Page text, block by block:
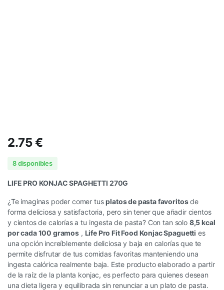
2.75€
8 disponibles
LIFE PRO KONJAC SPAGHETTI 270G
¿Te imaginas poder comer tusplatos de pasta favoritosde
forma deliciosa y satisfactoria, pero sin tener que añadir cientos
y cientos de calorías a tu ingesta de pasta? Con tan solo 8,5 kcal
por cada 100 gramos, Life Pro Fit Food Konjac Spaguetti es
una opción increíblemente deliciosa y baja en calorías que te
permite disfrutar de tus comidas favoritas manteniendo una
ingesta calórica realmente baja. Este producto elaborado a partir
de la raíz de la planta konjac, es perfecto para quienes desean
una dieta ligera y equilibrada sin renunciar a un plato de pasta.